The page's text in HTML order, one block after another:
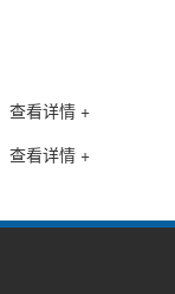
查看详情 +
查看详情 +